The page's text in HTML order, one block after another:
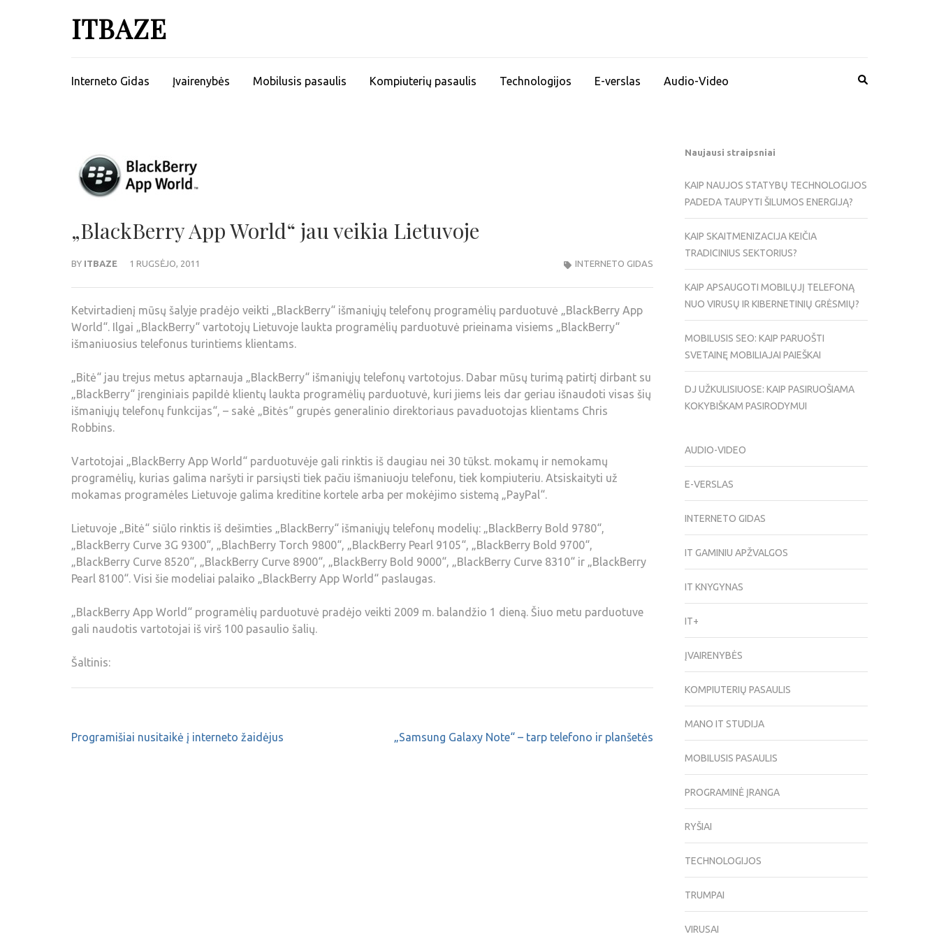
ITBAZE
Interneto Gidas Įvairenybės Mobilusis pasaulis Kompiuterių pasaulis Technologijos E-verslas Audio-Video
„BlackBerry App World“ jau veikia Lietuvoje
BY ITBAZE 1 RUGSĖJO, 2011 INTERNETO GIDAS
Ketvirtadienį mūsų šalyje pradėjo veikti „BlackBerry“ išmaniųjų telefonų programėlių parduotuvė „BlackBerry App
World“. Ilgai „BlackBerry“ vartotojų Lietuvoje laukta programėlių parduotuvė prieinama visiems „BlackBerry“
išmaniuosius telefonus turintiems klientams.
„Bitė“ jau trejus metus aptarnauja „BlackBerry“ išmaniųjų telefonų vartotojus. Dabar mūsų turimą patirtį dirbant su
„BlackBerry“ įrenginiais papildė klientų laukta programėlių parduotuvė, kuri jiems leis dar geriau išnaudoti visas šių
išmaniųjų telefonų funkcijas“, – sakė „Bitės“ grupės generalinio direktoriaus pavaduotojas klientams Chris
Robbins.
Vartotojai „BlackBerry App World“ parduotuvėje gali rinktis iš daugiau nei 30 tūkst. mokamų ir nemokamų
programėlių, kurias galima naršyti ir parsiųsti tiek pačiu išmaniuoju telefonu, tiek kompiuteriu. Atsiskaityti už
mokamas programėles Lietuvoje galima kreditine kortele arba per mokėjimo sistemą „PayPal“.
Lietuvoje „Bitė“ siūlo rinktis iš dešimties „BlackBerry“ išmaniųjų telefonų modelių: „BlackBerry Bold 9780“,
„BlackBerry Curve 3G 9300“, „BlachBerry Torch 9800“, „BlackBerry Pearl 9105“, „BlackBerry Bold 9700“,
„BlackBerry Curve 8520“, „BlackBerry Curve 8900“, „BlackBerry Bold 9000“, „BlackBerry Curve 8310“ ir „BlackBerry
Pearl 8100“. Visi šie modeliai palaiko „BlackBerry App World“ paslaugas.
„BlackBerry App World“ programėlių parduotuvė pradėjo veikti 2009 m. balandžio 1 dieną. Šiuo metu parduotuve
gali naudotis vartotojai iš virš 100 pasaulio šalių.
Šaltinis:
Programišiai nusitaikė į interneto žaidėjus „Samsung Galaxy Note“ – tarp telefono ir planšetės
Naujausi straipsniai
KAIP NAUJOS STATYBŲ TECHNOLOGIJOS
PADEDA TAUPYTI ŠILUMOS ENERGIJĄ?
KAIP SKAITMENIZACIJA KEIČIA
TRADICINIUS SEKTORIUS?
KAIP APSAUGOTI MOBILŲJĮ TELEFONĄ
NUO VIRUSŲ IR KIBERNETINIŲ GRĖSMIŲ?
MOBILUSIS SEO: KAIP PARUOŠTI
SVETAINĘ MOBILIAJAI PAIEŠKAI
DJ UŽKULISIUOSE: KAIP PASIRUOŠIAMA
KOKYBIŠKAM PASIRODYMUI
AUDIO-VIDEO
E-VERSLAS
INTERNETO GIDAS
IT GAMINIU APŽVALGOS
IT KNYGYNAS
IT+
ĮVAIRENYBĖS
KOMPIUTERIŲ PASAULIS
MANO IT STUDIJA
MOBILUSIS PASAULIS
PROGRAMINĖ ĮRANGA
RYŠIAI
TECHNOLOGIJOS
TRUMPAI
VIRUSAI